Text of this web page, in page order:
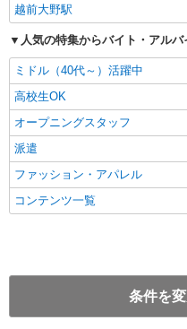
越前大野駅
人気の特集からバイト・アル
ミドル（40代～）活躍中
高校生OK
オープニングスタッフ
派遣
ファッション・アパレル
コンテンツ一覧
条件を